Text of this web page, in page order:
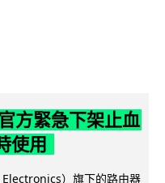
方緊急下架止血
使用
）旗下的路由器